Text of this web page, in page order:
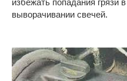
избежать попадания грязи
выворачивании свечей.